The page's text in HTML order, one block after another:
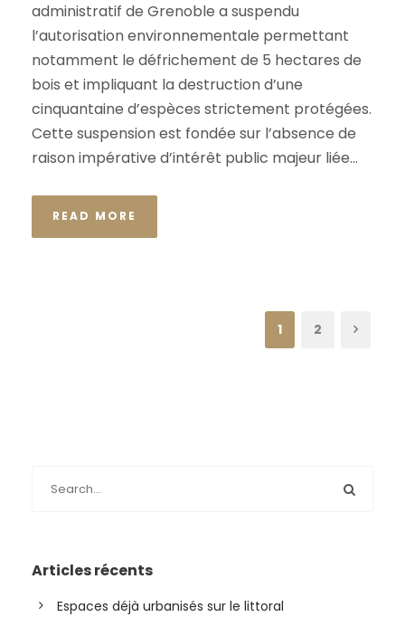
administratif de Grenoble a suspendu
l’autorisation environnementale permettant
notamment le défrichement de 5 hectares de
bois et impliquant la destruction d’une
cinquantaine d’espèces strictement protégées.
Cette suspension est fondée sur l’absence de
raison impérative d’intérêt public majeur liée...
READ MORE
1 2
Articles récents
Espaces déjà urbanisés sur le littoral